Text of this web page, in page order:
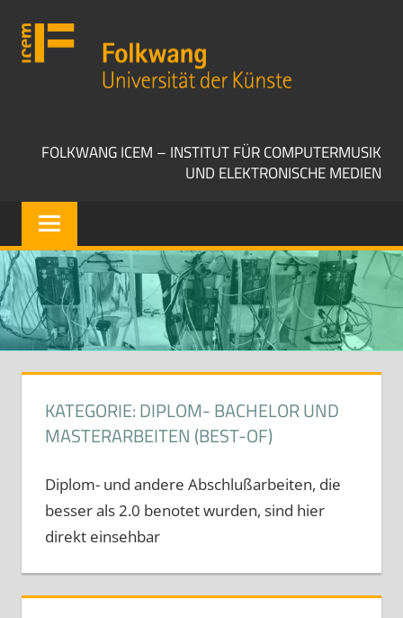
Inhalt
springen
FOLKWANG ICEM – INSTITUT FÜR COMPUTERMUSIK
UND ELEKTRONISCHE MEDIEN
Folkwang
Universität
KATEGORIE:DIPLOM- BACHELOR UND
MASTERARBEITEN (BEST-OF)
Diplom- und andere Abschlußarbeiten, die
besser als 2.0 benotet wurden, sind hier
direkt einsehbar